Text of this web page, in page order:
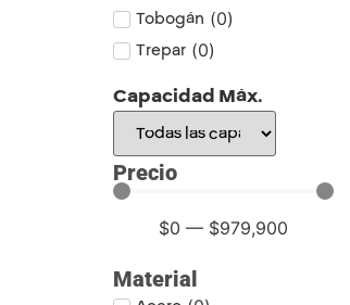
Tobogán (0)
Trepar (0)
Capacidad Máx.
Precio
$0 — $979,900
Material